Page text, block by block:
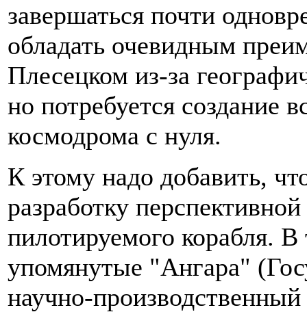
завершаться почти
обладать очевидным
Плесецком из-за
но потребуется создание
космодрома с нуля.
К этому надо добавить,
разработку
пилотируемого корабля. В
упомянутые "Ангара"
научно-